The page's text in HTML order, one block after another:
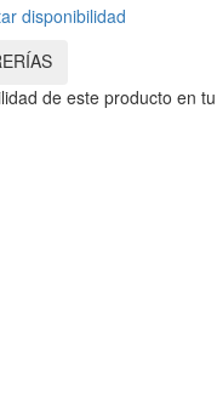
disponibilidad
de este producto en